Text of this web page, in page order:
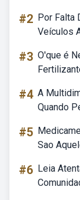
#2 Por Falta
Veículos
#3 O'que é
#4 A
Quando
#5
Sao
#6 Leia